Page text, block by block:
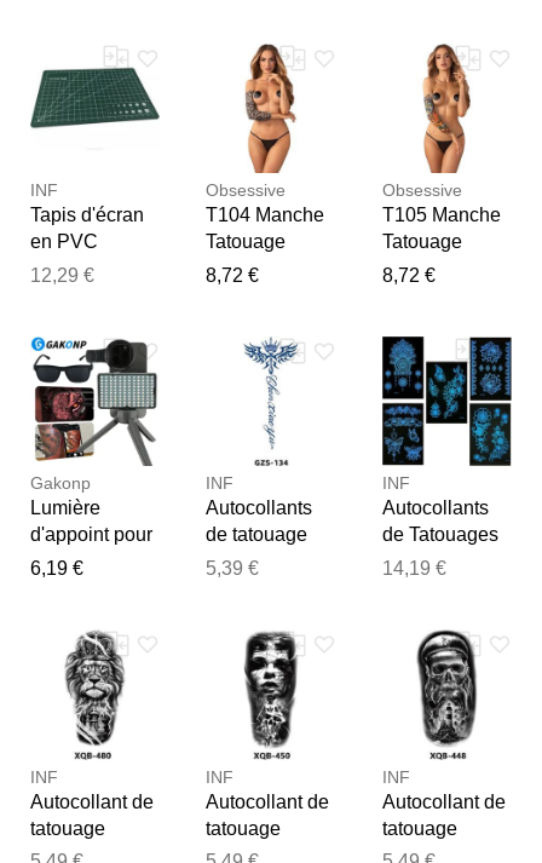
INF
Tapis d'écran
en PVC
double face Art
12,29 €
Obsessive
T104 Manche
Tatouage
8,72 €
Obsessive
T105 Manche
Tatouage
8,72 €
Gakonp
Lumière
d'appoint pour
tatouage et
pour tatouage,
réduisant la
lumière
réfléchie avec
filtre CPL de
52 mm,
lumière de
photographie
pour tatouage
6,19 €
INF
Autocollants
de tatouage
temporaire
aquarelle
5,39 €
INF
Autocollants
de Tatouages
Temporaires
Henné
Luminescent
14,19 €
INF
Autocollant de
tatouage
temporaire
INF
Autocollant de
tatouage
temporaire
INF
Autocollant de
tatouage
temporaire
Notre équipe va maintenant
examiner vos commentaires
avant de les publier.